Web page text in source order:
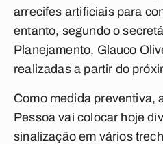
arrecifes artificiais para
entanto, segundo o
Planejamento, Glauco
realizadas a partir do
Como medida preventiva,
Pessoa vai colocar hoje
sinalização em vários